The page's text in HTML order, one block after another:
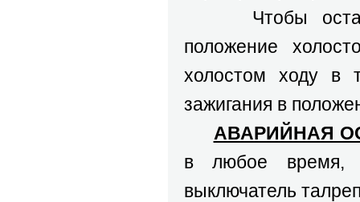
Чтобы
положение
холостом ходу в
зажигания в
АВАРИЙНАЯ
в любое время,
выключатель